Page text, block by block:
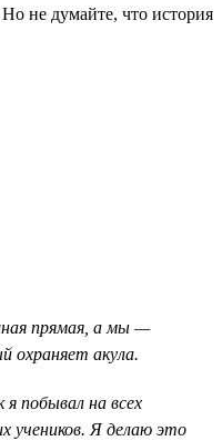
не думайте, что история
прямая, а мы —
акула.
побывал на всех
учеников. Я делаю это